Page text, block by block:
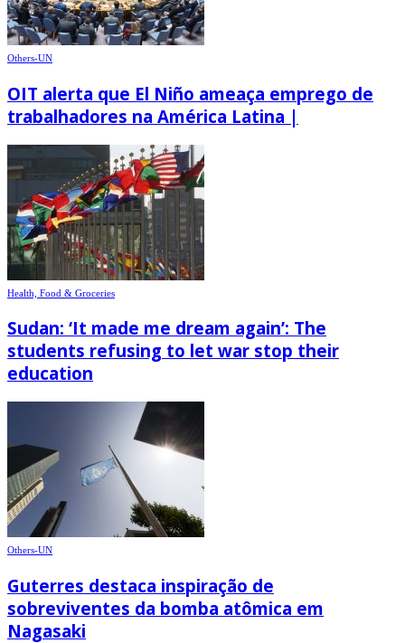
Others-UN
OIT alerta que El Niño ameaça emprego de
trabalhadores na América Latina |
Health, Food & Groceries
Sudan: ‘It made me dream again’: The
students refusing to let war stop their
education
Others-UN
Guterres destaca inspiração de
sobreviventes da bomba atômica em
Nagasaki